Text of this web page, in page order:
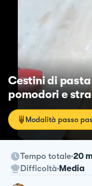
Cestini di
pomodori e
Modalità passo
Tempo totale 20
Difficoltà Media